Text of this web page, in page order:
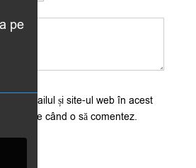
emailul și site-ul web în acest
viitoare când o să comentez.
pe